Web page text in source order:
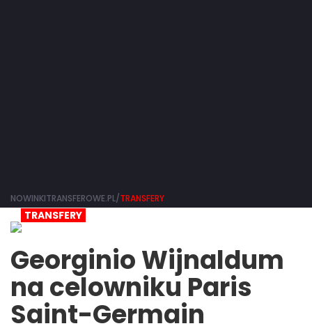
NOWINKITRANSFEROWE.PL/TRANSFERY
TRANSFERY
Georginio Wijnaldum
na celowniku Paris
Saint-Germain